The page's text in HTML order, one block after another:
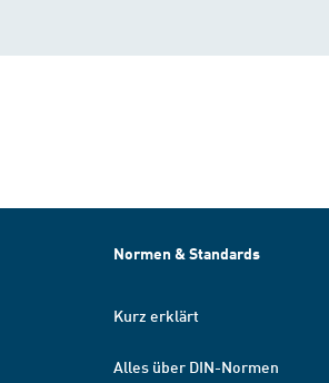
Normen & Standards
Kurz erklärt
Alles über DIN-Normen